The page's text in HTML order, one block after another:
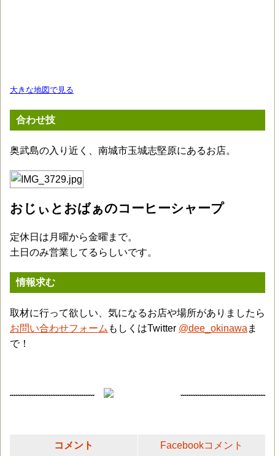
大きな地図で見る
合わせ技
奥武島の入り近く、南城市玉城志堅原にあるお店。
おじぃとおばぁのコーヒーシャープ
定休日は月曜から金曜まで。
土日のみ営業してるらしいです。
情報求む
取材に行って欲しい、気になるお店や場所がありましたら
お問い合わせフォーム もしくはTwitter @dee_okinawa ま
で！
コメント Facebookコメント